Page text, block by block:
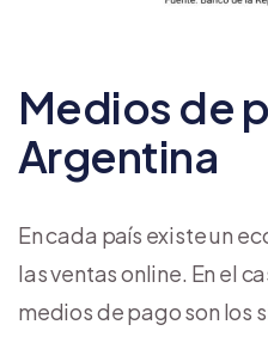
Medios de
Argentina
En cada país existe un
las ventas online. En el
medios de pago son los